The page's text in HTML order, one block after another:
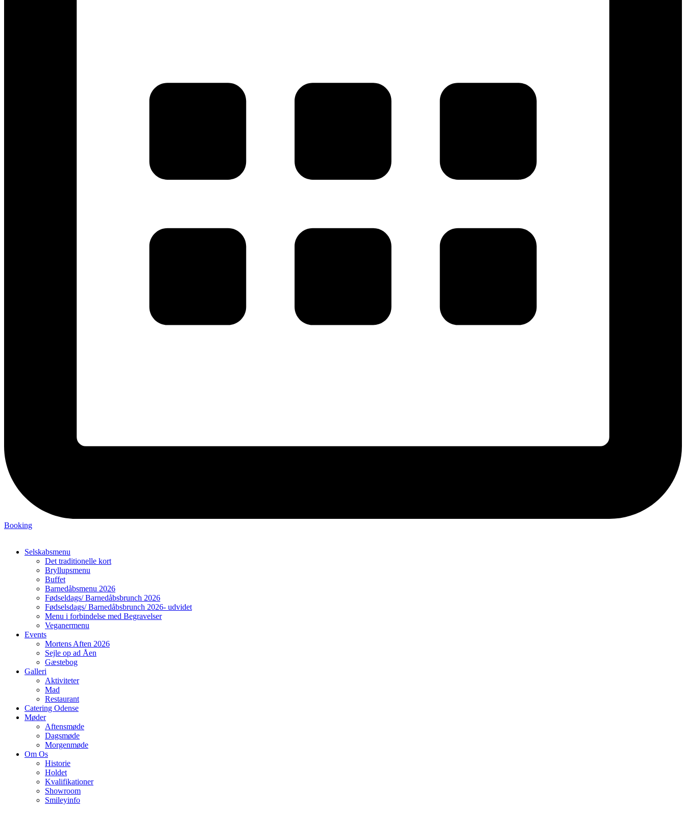
Booking
Selskabsmenu
Det traditionelle kort
Bryllupsmenu
Buffet
Barnedåbsmenu 2026
Fødseldags/ Barnedåbsbrunch 2026
Fødselsdags/ Barnedåbsbrunch 2026- udvidet
Menu i forbindelse med Begravelser
Veganermenu
Events
Mortens Aften 2026
Sejle op ad Åen
Gæstebog
Galleri
Aktiviteter
Mad
Restaurant
Catering Odense
Møder
Aftensmøde
Dagsmøde
Morgenmøde
Om Os
Historie
Holdet
Kvalifikationer
Showroom
Smileyinfo